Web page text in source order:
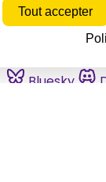
Bluesky
Tout accepter